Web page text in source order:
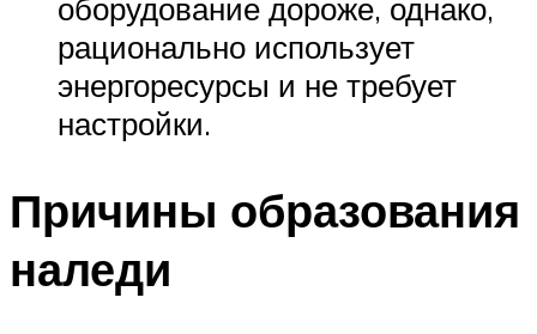
оборудование дороже, однако,
рационально использует
энергоресурсы и не требует
настройки.
Причины образования
наледи